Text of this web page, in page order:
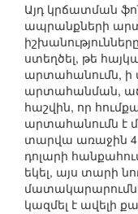
Այդ կրճատման
ապրանքների
ստեղծել, թե
արտահանումն, ի
արտահանման,
հաշվին, որ
արտահանումն է
տարվա առաջին 4
դոլարի
եկել, այս տարի
կազմել է ավելի